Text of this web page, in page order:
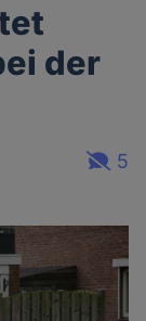
der
5